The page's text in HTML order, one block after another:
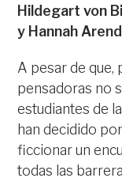
Hildegart von
y Hannah
A pesar de
pensadoras no
estudiantes de
han decidido
ficcionar un
todas las